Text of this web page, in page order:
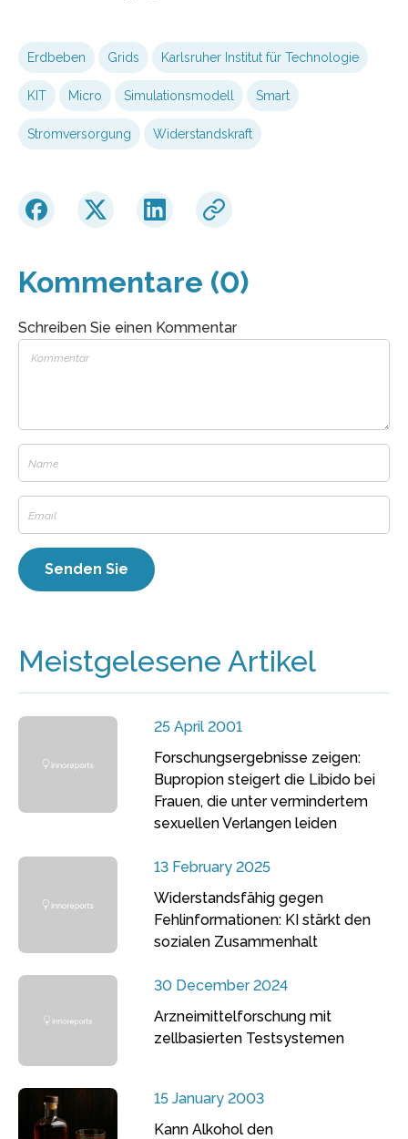
Erdbeben Grids Karlsruher Institut für Technologie
KIT Micro Simulationsmodell Smart
Stromversorgung Widerstandskraft
Kommentare (0)
Schreiben Sie einen Kommentar
Meistgelesene Artikel
25 April 2001
Forschungsergebnisse zeigen:
Bupropion steigert die Libido bei
Frauen, die unter vermindertem
sexuellen Verlangen leiden
13 February 2025
Widerstandsfähig gegen
Fehlinformationen: KI stärkt den
sozialen Zusammenhalt
30 December 2024
Arzneimittelforschung mit
zellbasierten Testsystemen
15 January 2003
Kann Alkohol den